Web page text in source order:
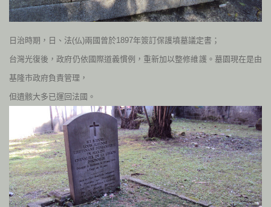
日治時期，日、法(仏)兩國曾於1897年簽訂保護墳墓議定書；
台灣光復後，政府仍依國際道義慣例，重新加以整修維護。墓園現在是由
基隆市政府負責管理，
但遺骸大多已運回法國。